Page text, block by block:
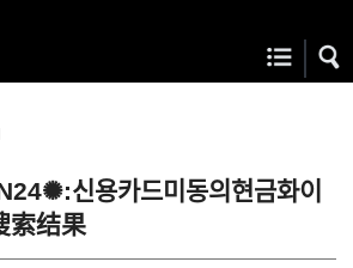
신용카드미동의현금화이
索结果